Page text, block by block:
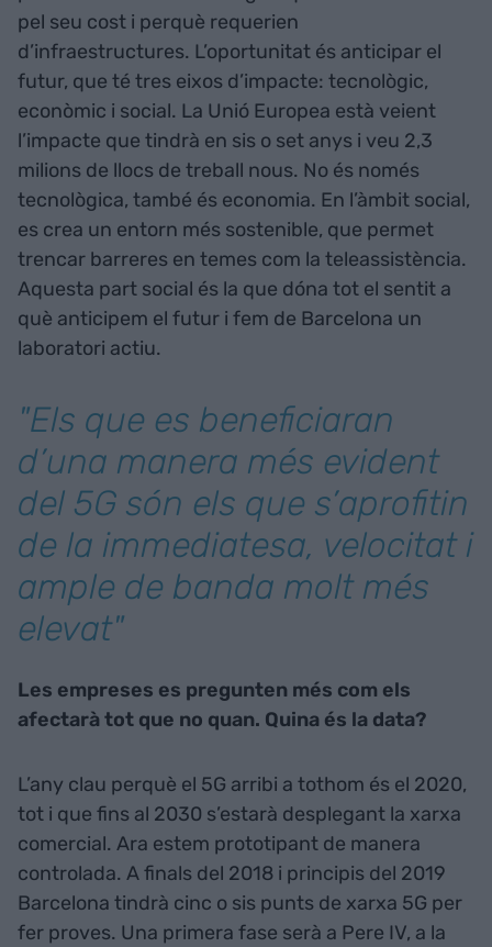
pel seu cost i perquè requerien
d’infraestructures. L’oportunitat és anticipar el
futur, que té tres eixos d’impacte: tecnològic,
econòmic i social. La Unió Europea està veient
l’impacte que tindrà en sis o set anys i veu 2,3
milions de llocs de treball nous. No és només
tecnològica, també és economia. En l’àmbit social,
es crea un entorn més sostenible, que permet
trencar barreres en temes com la teleassistència.
Aquesta part social és la que dóna tot el sentit a
què anticipem el futur i fem de Barcelona un
laboratori actiu.
"Els que es beneficiaran
d’una manera més evident
del 5G són els que s’aprofitin
de la immediatesa, velocitat i
ample de banda molt més
elevat"
Les empreses es pregunten més com els
afectarà tot que no quan. Quina és la data?
L’any clau perquè el 5G arribi a tothom és el 2020,
tot i que fins al 2030 s’estarà desplegant la xarxa
comercial. Ara estem prototipant de manera
controlada. A finals del 2018 i principis del 2019
Barcelona tindrà cinc o sis punts de xarxa 5G per
fer proves. Una primera fase serà a Pere IV, a la